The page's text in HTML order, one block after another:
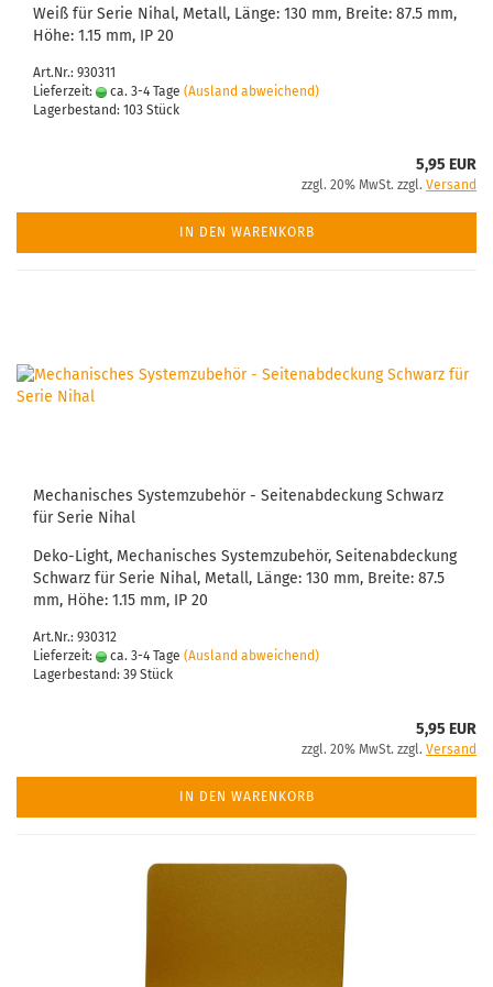
Weiß für Serie Nihal, Metall, Länge: 130 mm, Breite: 87.5 mm,
Höhe: 1.15 mm, IP 20
Art.Nr.: 930311
Lieferzeit:
ca. 3-4 Tage (Ausland abweichend)
Lagerbestand: 103 Stück
5,95 EUR
zzgl. 20% MwSt. zzgl. Versand
IN DEN WARENKORB
Mechanisches Systemzubehör - Seitenabdeckung Schwarz
für Serie Nihal
Deko-Light, Mechanisches Systemzubehör, Seitenabdeckung
Schwarz für Serie Nihal, Metall, Länge: 130 mm, Breite: 87.5
mm, Höhe: 1.15 mm, IP 20
Art.Nr.: 930312
Lieferzeit:
ca. 3-4 Tage (Ausland abweichend)
Lagerbestand: 39 Stück
5,95 EUR
zzgl. 20% MwSt. zzgl. Versand
IN DEN WARENKORB